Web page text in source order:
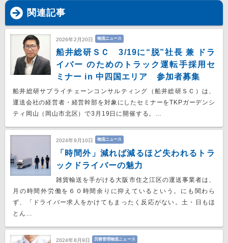
関連記事
2026年2月20日 物流ニュース
船井総研ＳＣ 3/19に“脱”社長 兼 ドラ
イバー のためのトラック運転手採用セ
ミナー in 中四国エリア 参加者募集
船井総研サプライチェーンコンサルティング（船井総研ＳＣ）は、
運送会社の経営者・経営幹部を対象にしたセミナーをTKPガーデンシ
ティ岡山（岡山市北区）で3月19日に開催する。…
2024年9月10日 物流ニュース
「時間外」減れば減るほど失われるトラ
ックドライバーの魅力
雑貨輸送を手がける大阪市住之江区の運送事業者は、
月の時間外労働を６０時間余りに抑えているという。にも関わら
ず、「ドライバー求人をかけてもまったく反応がない。土・日もほ
とん…
2024年8月9日 労務管理物流ニュース